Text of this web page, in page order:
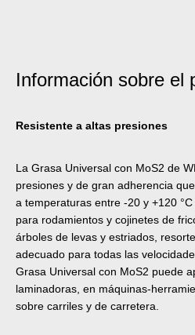
Información sobre el
Resistente a altas presiones
La Grasa Universal con MoS2 de
presiones y de gran adherencia
a temperaturas entre -20 y +120
para rodamientos y cojinetes de
árboles de levas y estriados,
adecuado para todas las
Grasa Universal con MoS2 puede
laminadoras, en máquinas-
sobre carriles y de carretera.